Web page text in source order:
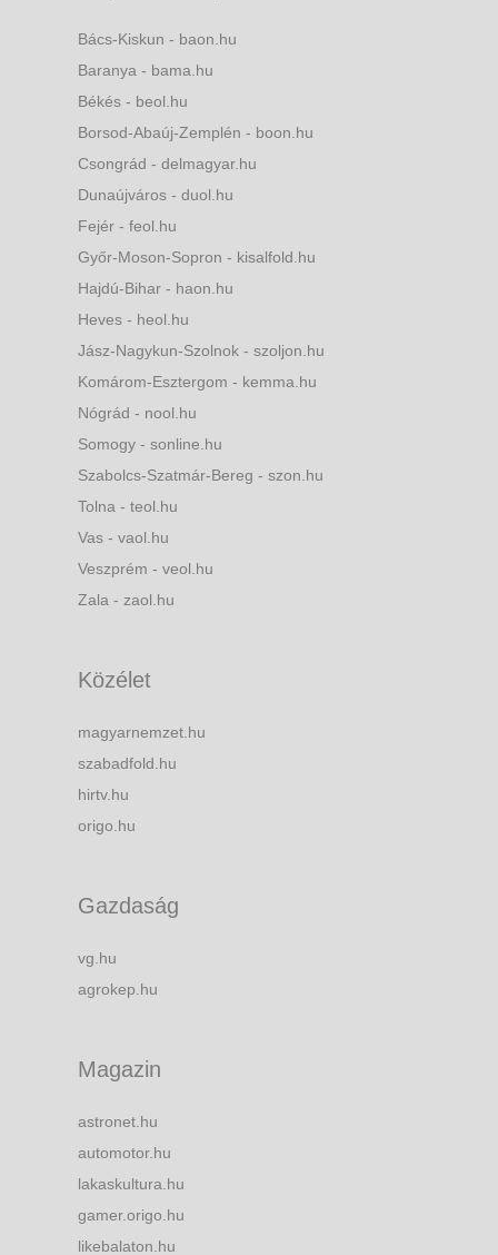
Bács-Kiskun - baon.hu
Baranya - bama.hu
Békés - beol.hu
Borsod-Abaúj-Zemplén - boon.hu
Csongrád - delmagyar.hu
Dunaújváros - duol.hu
Fejér - feol.hu
Győr-Moson-Sopron - kisalfold.hu
Hajdú-Bihar - haon.hu
Heves - heol.hu
Jász-Nagykun-Szolnok - szoljon.hu
Komárom-Esztergom - kemma.hu
Nógrád - nool.hu
Somogy - sonline.hu
Szabolcs-Szatmár-Bereg - szon.hu
Tolna - teol.hu
Vas - vaol.hu
Veszprém - veol.hu
Zala - zaol.hu
Közélet
magyarnemzet.hu
szabadfold.hu
hirtv.hu
origo.hu
Gazdaság
vg.hu
agrokep.hu
Magazin
astronet.hu
automotor.hu
lakaskultura.hu
gamer.origo.hu
likebalaton.hu